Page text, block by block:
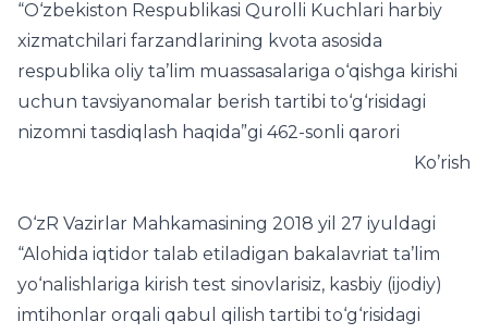
“O‘zbekiston Respublikasi Qurolli Kuchlari harbiy
xizmatchilari farzandlarining kvota asosida
respublika oliy ta’lim muassasalariga o‘qishga kirishi
uchun tavsiyanomalar berish tartibi to‘g‘risidagi
nizomni tasdiqlash haqida”gi 462-sonli qarori
Ko’rish
O‘zR Vazirlar Mahkamasining 2018 yil 27 iyuldagi
“Alohida iqtidor talab etiladigan bakalavriat ta’lim
yo‘nalishlariga kirish test sinovlarisiz, kasbiy (ijodiy)
imtihonlar orqali qabul qilish tartibi to‘g‘risidagi